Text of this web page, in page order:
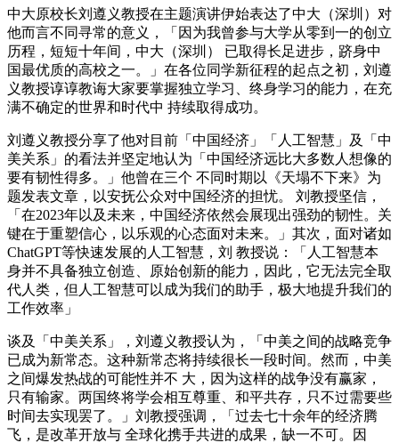
中大原校长刘遵义教授在主题演讲伊始表达了中大（深圳）对
他而言不同寻常的意义，「因为我曾参与大学从零到一的创立
历程，短短十年间，中大（深圳） 已取得长足进步，跻身中
国最优质的高校之一。」在各位同学新征程的起点之初，刘遵
义教授谆谆教诲大家要掌握独立学习、终身学习的能力，在充
满不确定的世界和时代中 持续取得成功。
刘遵义教授分享了他对目前「中国经济」「人工智慧」及「中
美关系」的看法并坚定地认为「中国经济远比大多数人想像的
要有韧性得多。」他曾在三个 不同时期以《天塌不下来》为
题发表文章，以安抚公众对中国经济的担忧。 刘教授坚信，
「在2023年以及未来，中国经济依然会展现出强劲的韧性。关
键在于重塑信心，以乐观的心态面对未来。」其次，面对诸如
ChatGPT等快速发展的人工智慧，刘 教授说：「人工智慧本
身并不具备独立创造、原始创新的能力，因此，它无法完全取
代人类，但人工智慧可以成为我们的助手，极大地提升我们的
工作效率」
谈及「中美关系」，刘遵义教授认为，「中美之间的战略竞争
已成为新常态。这种新常态将持续很长一段时间。然而，中美
之间爆发热战的可能性并不 大，因为这样的战争没有赢家，
只有输家。两国终将学会相互尊重、和平共存，只不过需要些
时间去实现罢了。」刘教授强调，「过去七十余年的经济腾
飞，是改革开放与 全球化携手共进的成果，缺一不可。因